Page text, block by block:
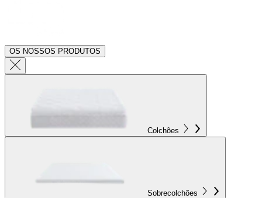
OS NOSSOS PRODUTOS
Colchões
Sobrecolchões